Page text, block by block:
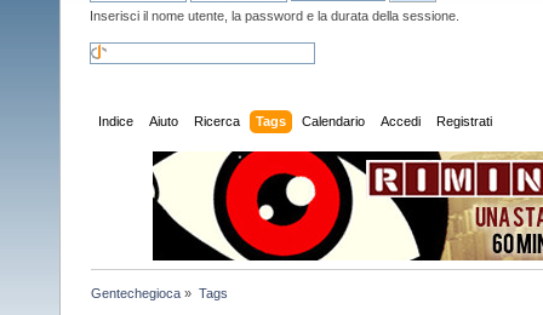
Inserisci il nome utente, la password e la durata della sessione.
Indice Aiuto Ricerca Tags Calendario Accedi Registrati
Gentechegioca » Tags